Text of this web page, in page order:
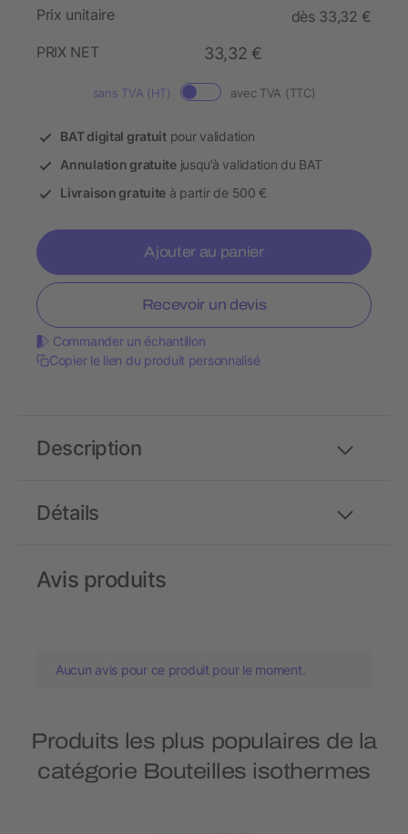
Prix unitaire
dès 33,32 €
PRIX NET
33,32 €
sans TVA (HT) avec TVA (TTC)
BAT digital gratuitpour validation
Annulation gratuitejusqu’à validation du BAT
Livraison gratuite à partir de 500 €
Ajouter au panier
Recevoir un devis
Commander un échantillon
Copier le lien du produit personnalisé
Détails
Description
Avis produits
Aucun avis pour ce produit pour le moment.
Produits les plus populaires de la
catégorie Bouteilles isothermes